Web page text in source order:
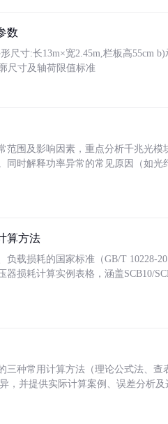
数
尺寸:长13m×宽2.45m,栏板高55cm
尺寸及轴荷限值标准
范围及影响因素，重点分析千兆光模
同时解释功率异常的常见原因（如
算方法
载损耗的国家标准（GB/T 10228-
损耗计算实例表格，涵盖SCB10/
三种常用计算方法（理论公式法、
，并提供实际计算案例、误差分析